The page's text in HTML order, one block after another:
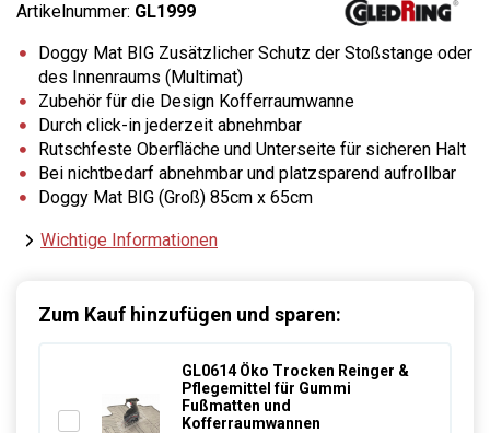
Artikelnummer: GL1999
Doggy Mat BIG Zusätzlicher Schutz der Stoßstange oder
des Innenraums (Multimat)
Zubehör für die Design Kofferraumwanne
Durch click-in jederzeit abnehmbar
Rutschfeste Oberfläche und Unterseite für sicheren Halt
Bei nichtbedarf abnehmbar und platzsparend aufrollbar
Doggy Mat BIG (Groß) 85cm x 65cm
Wichtige Informationen
Zum Kauf hinzufügen und sparen:
GL0614 Öko Trocken Reinger &
Pflegemittel für Gummi
Fußmatten und
Kofferraumwannen